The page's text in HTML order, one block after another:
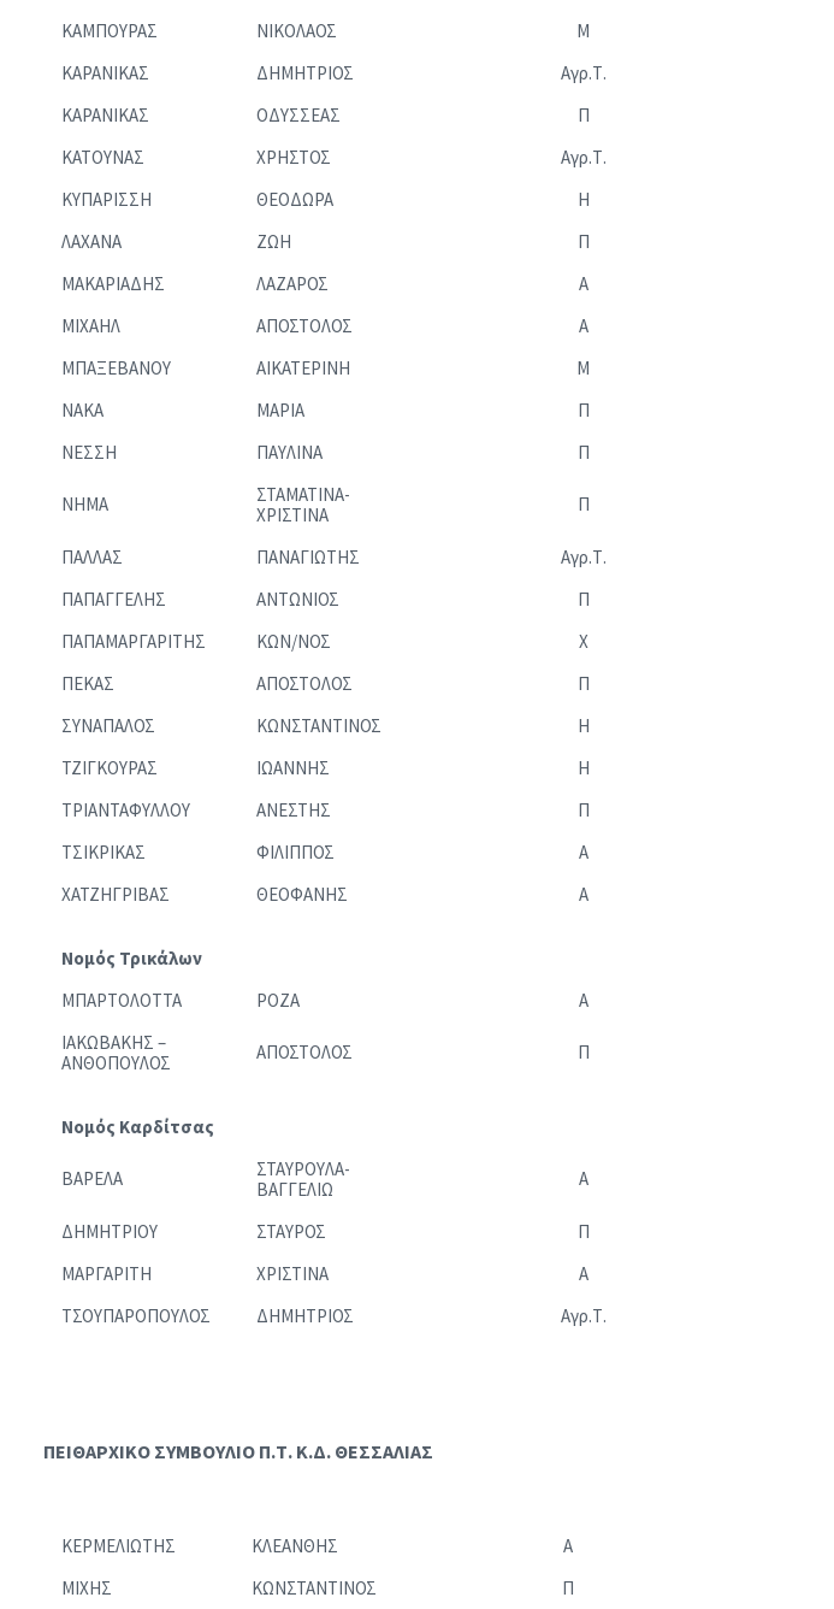
ΚΑΜΠΟΥΡΑΣ
ΝΙΚΟΛΑΟΣ
Μ
ΚΑΡΑΝΙΚΑΣ
ΔΗΜΗΤΡΙΟΣ
Αγρ.Τ.
ΚΑΡΑΝΙΚΑΣ
ΟΔΥΣΣΕΑΣ
Π
ΚΑΤΟΥΝΑΣ
ΧΡΗΣΤΟΣ
Αγρ.Τ.
ΚΥΠΑΡΙΣΣΗ
ΘΕΟΔΩΡΑ
Η
ΛΑΧΑΝΑ
ΖΩΗ
Π
ΜΑΚΑΡΙΑΔΗΣ
ΛΑΖΑΡΟΣ
Α
ΜΙΧΑΗΛ
ΑΠΟΣΤΟΛΟΣ
Α
ΜΠΑΞΕΒΑΝΟΥ
ΑΙΚΑΤΕΡΙΝΗ
Μ
ΝΑΚΑ
ΜΑΡΙΑ
Π
ΝΕΣΣΗ
ΠΑΥΛΙΝΑ Π
ΝΗΜΑ
ΣΤΑΜΑΤΙΝΑ-
ΧΡΙΣΤΙΝΑ
Π
ΠΑΛΛΑΣ ΠΑΝΑΓΙΩΤΗΣ
Αγρ.Τ.
ΠΑΠΑΓΓΕΛΗΣ
ΑΝΤΩΝΙΟΣ
Π
ΠΑΠΑΜΑΡΓΑΡΙΤΗΣ
ΚΩΝ/ΝΟΣ
Χ
ΠΕΚΑΣ
ΑΠΟΣΤΟΛΟΣ
Π
ΣΥΝΑΠΑΛΟΣ
ΚΩΝΣΤΑΝΤΙΝΟΣ
Η
ΤΖΙΓΚΟΥΡΑΣ
ΙΩΑΝΝΗΣ
Η
ΤΡΙΑΝΤΑΦΥΛΛΟΥ
ΑΝΕΣΤΗΣ
Π
ΤΣΙΚΡΙΚΑΣ
ΦΙΛΙΠΠΟΣ
Α
ΧΑΤΖΗΓΡΙΒΑΣ
ΘΕΟΦΑΝΗΣ Α
Νομός Τρικάλων
ΜΠΑΡΤΟΛΟΤΤΑ
ΡΟΖΑ
Α
ΙΑΚΩΒΑΚΗΣ –
ΑΝΘΟΠΟΥΛΟΣ
ΑΠΟΣΤΟΛΟΣ Π
Νομός Καρδίτσας
ΒΑΡΕΛΑ
ΣΤΑΥΡΟΥΛΑ-
ΒΑΓΓΕΛΙΩ
Α
ΔΗΜΗΤΡΙΟΥ ΣΤΑΥΡΟΣ
Π
ΜΑΡΓΑΡΙΤΗ
ΧΡΙΣΤΙΝΑ
Α
ΤΣΟΥΠΑΡΟΠΟΥΛΟΣ
ΔΗΜΗΤΡΙΟΣ Αγρ.Τ.
ΠΕΙΘΑΡΧΙΚΟ ΣΥΜΒΟΥΛΙΟ Π.Τ. Κ.Δ. ΘΕΣΣΑΛΙΑΣ
ΚΕΡΜΕΛΙΩΤΗΣ ΚΛΕΑΝΘΗΣ
Α
ΜΙΧΗΣ
ΚΩΝΣΤΑΝΤΙΝΟΣ Π